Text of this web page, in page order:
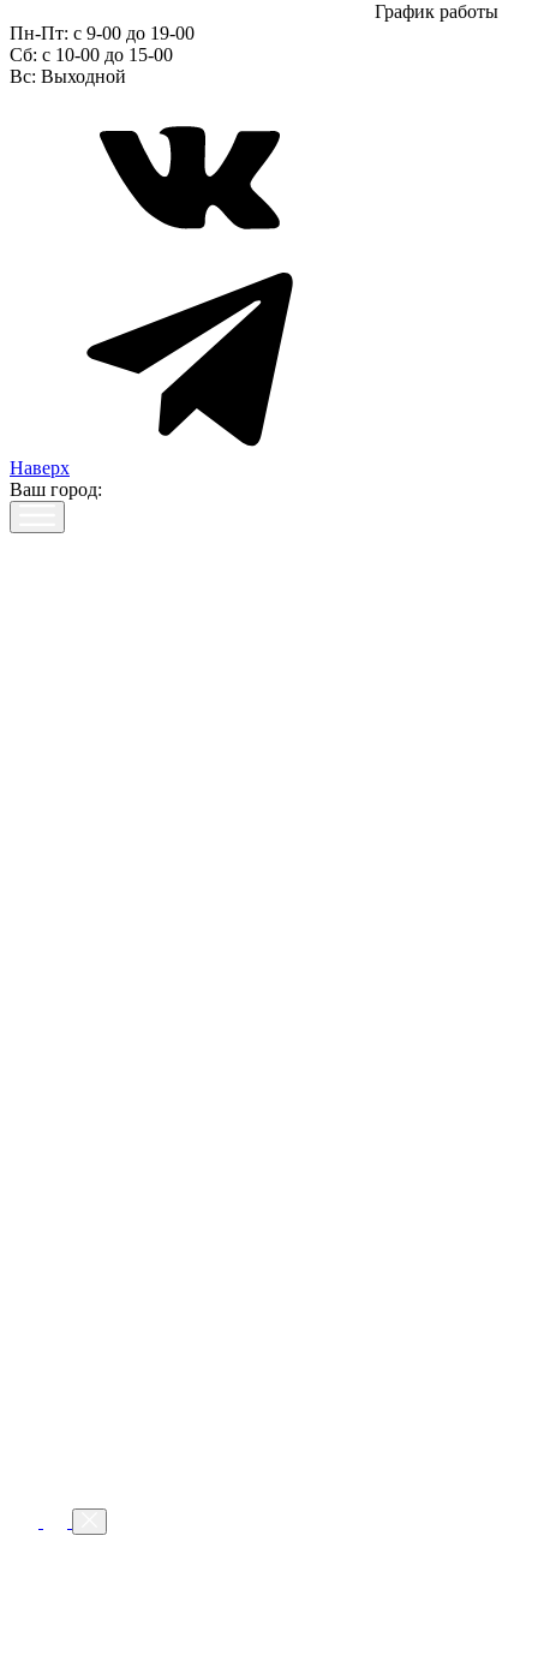
График работы
Пн-Пт: с 9-00 до 19-00
Сб: c 10-00 до 15-00
Вс: Выходной
Наверх
Ваш город: